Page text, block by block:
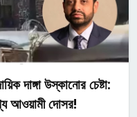
দাঙ্গা উস্কানোর চেষ্টা:
আওয়ামী দোসর!